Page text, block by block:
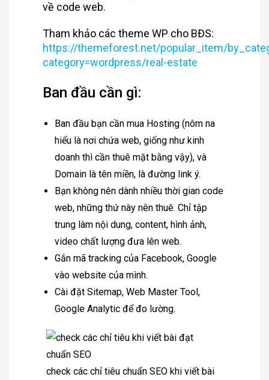
về code web.
Tham khảo các theme WP cho BĐS:
https://themeforest.net/popular_item/
category=wordpress/real-estate
Ban đầu cần gì:
Ban đầu bạn cần mua Hosting (nôm na
hiểu là nơi chứa web, giống như kinh
doanh thì cần thuê mặt bằng vậy), và
Domain là tên miền, là đường link ý.
Bạn không nên dành nhiều thời gian code
web, những thứ này nên thuê. Chỉ tập
trung làm nội dung, content, hình ảnh,
video chất lượng đưa lên web.
Gắn mã tracking của Facebook, Google
vào website của mình.
Cài đặt Sitemap, Web Master Tool,
Google Analytic để đo lường.
check các chỉ tiêu chuẩn SEO khi viết bài